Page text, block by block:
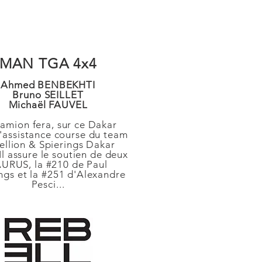
TGA 4x4
Ahmed BENBEKHTI
Bruno SEILLET
Michaël FAUVEL
fera, sur ce Dakar
course du team
& Spierings Dakar
assure le soutien de deux
la #210 de Paul
et la #251 d'Alexandre
Pesci...